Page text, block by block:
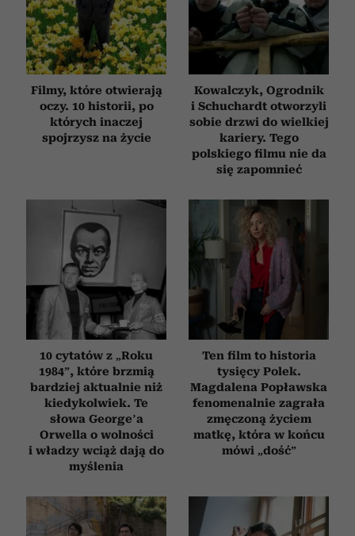
Filmy, które otwierają
oczy. 10 historii, po
których inaczej
spojrzysz na życie
Kowalczyk, Ogrodnik
i Schuchardt otworzyli
sobie drzwi do wielkiej
kariery. Tego
polskiego filmu nie da
się zapomnieć
10 cytatów z „Roku
1984”, które brzmią
bardziej aktualnie niż
kiedykolwiek. Te
słowa George’a
Orwella o wolności
i władzy wciąż dają do
myślenia
Ten film to historia
tysięcy Polek.
Magdalena Popławska
fenomenalnie zagrała
zmęczoną życiem
matkę, która w końcu
mówi „dość”